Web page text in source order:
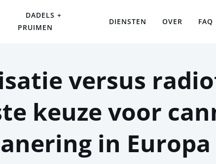
DADELS +
PRUIMEN
DIENSTEN OVER FAQ
versus
keuze voor
in Europa